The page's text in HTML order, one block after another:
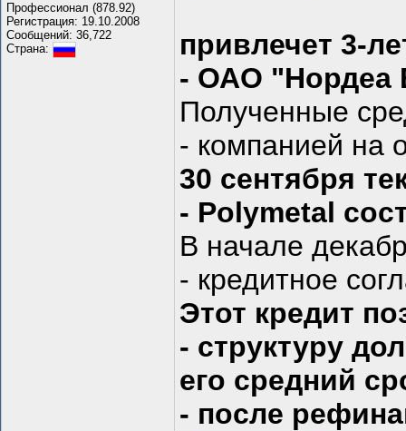
Профессионал (878.92)
Регистрация: 19.10.2008
Сообщений: 36,722
Страна:
привлечет 3-
- ОАО "Нордеа
Полученные
- компанией на
30 сентября
- Polymetal
В начале
- кредитное
Этот кредит
- структуру
его средний
- после